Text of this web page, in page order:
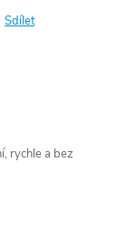
Sdílet
rychle a bez